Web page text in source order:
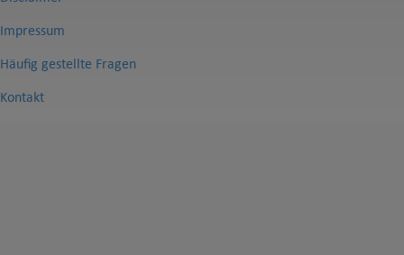
Impressum
Häufig gestellte Fragen
Kontakt